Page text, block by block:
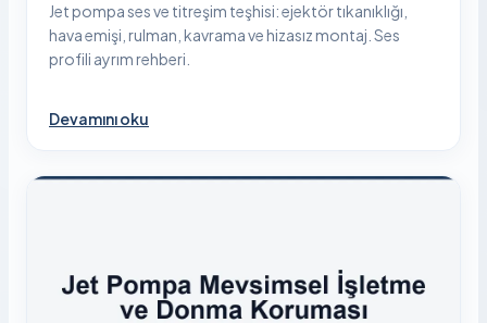
Jet pompa ses ve titreşim teşhisi: ejektör tıkanıklığı,
hava emişi, rulman, kavrama ve hizasız montaj. Ses
profili ayrım rehberi.
Devamını oku